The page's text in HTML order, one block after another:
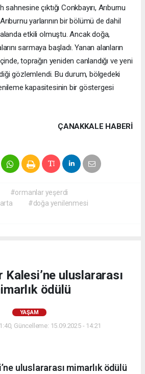
çıktığı Conkbayırı, Arıburnu
yarlarının bir bölümü de dahil
etkili olmuştu. Ancak doğa,
sarmaya başladı. Yanan alanların
toprağın yeniden canlandığı ve yeni
gözlemlendi. Bu durum, bölgedeki
kapasitesinin bir göstergesi
ÇANAKKALE HABERİ
#ormanlar yeşerdi
#doğa yenilenmesi
Kalesi’ne uluslararası
ödülü
YAŞAM
Güncelleme: 15.09.2025 - 14:21
uluslararası mimarlık ödülü